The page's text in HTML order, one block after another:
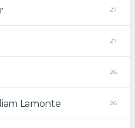
27
27
26
Lamonte 26